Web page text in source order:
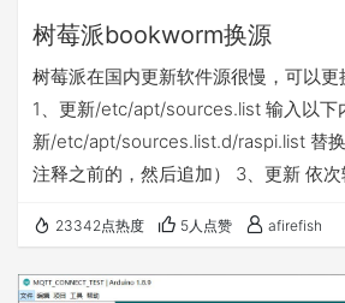
树莓派bookworm换源
树莓派在国内更新软件源很慢，可以更
1、更新/etc/apt/sources.list 输入以下
新/etc/apt/sources.list.d/raspi.list 替
注释之前的，然后追加） 3、更新 依
update出现错误：The following
verified because the public key is
23342点热度 5人点赞 afirefish